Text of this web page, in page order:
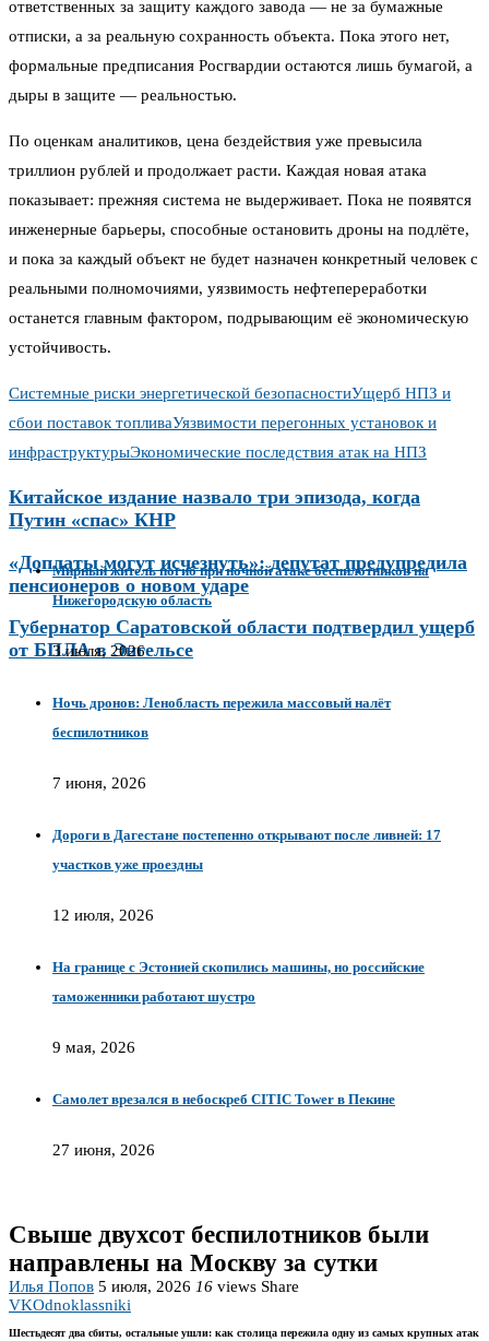
ответственных за защиту каждого завода — не за бумажные
отписки, а за реальную сохранность объекта. Пока этого нет,
формальные предписания Росгвардии остаются лишь бумагой, а
дыры в защите — реальностью.
По оценкам аналитиков, цена бездействия уже превысила
триллион рублей и продолжает расти. Каждая новая атака
показывает: прежняя система не выдерживает. Пока не появятся
инженерные барьеры, способные остановить дроны на подлёте,
и пока за каждый объект не будет назначен конкретный человек с
реальными полномочиями, уязвимость нефтепереработки
останется главным фактором, подрывающим её экономическую
устойчивость.
Системные риски энергетической безопасностиУщерб НПЗ и
сбои поставок топливаУязвимости перегонных установок и
инфраструктурыЭкономические последствия атак на НПЗ
Китайское издание назвало три эпизода, когда
Путин «спас» КНР
«Доплаты могут исчезнуть»: депутат предупредила
пенсионеров о новом ударе
Губернатор Саратовской области подтвердил ущерб
от БПЛА в Энгельсе
Мирный житель погиб при ночной атаке беспилотников на
Нижегородскую область
3 июля, 2026
Ночь дронов: Ленобласть пережила массовый налёт
беспилотников
7 июня, 2026
Дороги в Дагестане постепенно открывают после ливней: 17
участков уже проездны
12 июля, 2026
На границе с Эстонией скопились машины, но российские
таможенники работают шустро
9 мая, 2026
Самолет врезался в небоскреб CITIC Tower в Пекине
27 июня, 2026
Свыше двухсот беспилотников были
направлены на Москву за сутки
Илья Попов 5 июля, 2026 16 views Share
VKOdnoklassniki
Шестьдесят два сбиты, остальные ушли: как столица пережила одну из самых крупных атак